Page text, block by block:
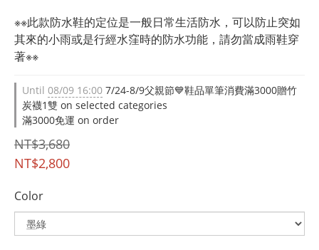
※※此款防水鞋的定位是一般日常生活防水，可以防止突如
其來的小雨或是行經水窪時的防水功能，請勿當成雨鞋穿
著※※
Until 08/09 16:00 7/24-8/9父親節💙鞋品單筆消費滿3000贈竹
炭襪1雙 on selected categories
滿3000免運 on order
NT$3,680
NT$2,800
Color